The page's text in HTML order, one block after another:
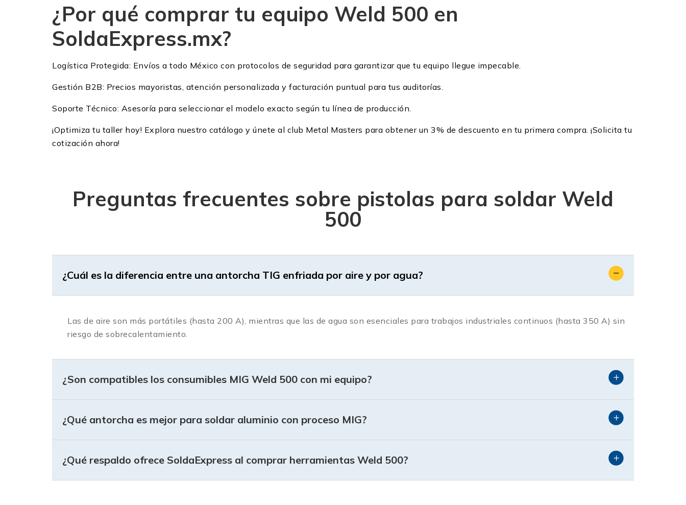
¿Por qué comprar tu equipo Weld 500 en
SoldaExpress.mx?
Logística Protegida: Envíos a todo México con protocolos de seguridad para garantizar que tu equipo llegue impecable.
Gestión B2B: Precios mayoristas, atención personalizada y facturación puntual para tus auditorías.
Soporte Técnico: Asesoría para seleccionar el modelo exacto según tu línea de producción.
¡Optimiza tu taller hoy! Explora nuestro catálogo y únete al club Metal Masters para obtener un 3% de descuento en tu primera compra. ¡Solicita tu
cotización ahora!
Preguntas frecuentes sobre pistolas para soldar Weld
500
¿Cuál es la diferencia entre una antorcha TIG enfriada por aire y por agua?
Las de aire son más portátiles (hasta 200 A), mientras que las de agua son esenciales para trabajos industriales continuos (hasta 350 A) sin
riesgo de sobrecalentamiento.
¿Son compatibles los consumibles MIG Weld 500 con mi equipo?
¿Qué antorcha es mejor para soldar aluminio con proceso MIG?
¿Qué respaldo ofrece SoldaExpress al comprar herramientas Weld 500?